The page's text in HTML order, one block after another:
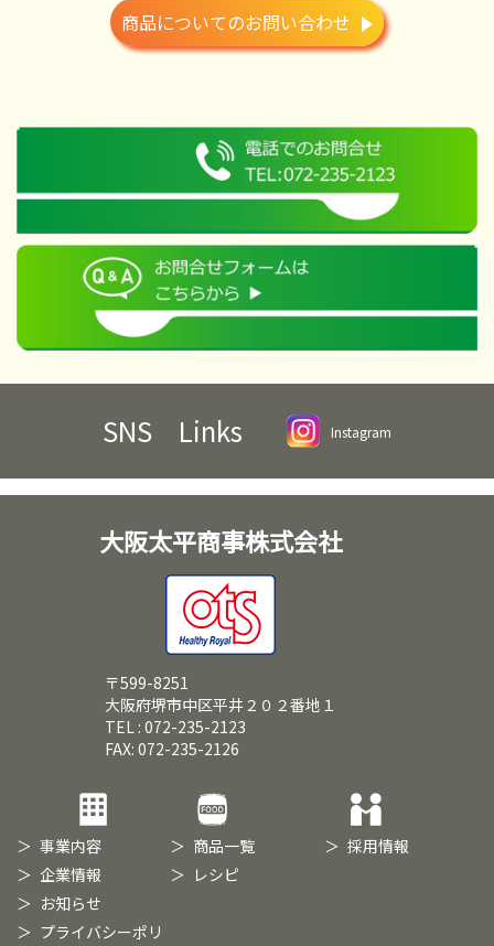
商品についてのお問い合わせ
SNS Links Instagram
大阪太平商事株式会社
〒599-8251
大阪府堺市中区平井２０２番地１
TEL : 072-235-2123
FAX: 072-235-2126
事業内容
企業情報
お知らせ
プライバシーポリ
商品一覧
レシピ
採用情報